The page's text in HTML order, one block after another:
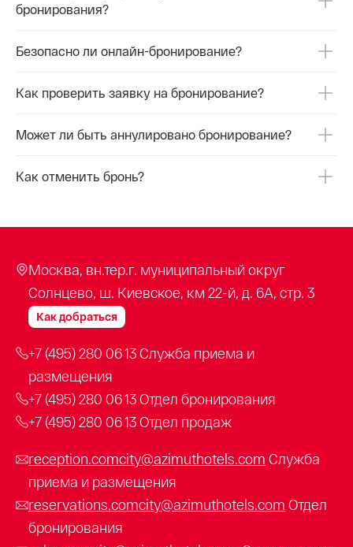
бронирования?
Безопасно ли онлайн-бронирование?
Как проверить заявку на бронирование?
Может ли быть аннулировано бронирование?
Как отменить бронь?
Москва, вн.тер.г. муниципальный округ
Солнцево, ш. Киевское, км 22-й, д. 6А, стр. 3
Как добраться
+7 (495) 280 06 13Cлужба приема и
размещения
+7 (495) 280 06 13Отдел бронирования
+7 (495) 280 06 13Отдел продаж
reception.comcity@azimuthotels.com Служба
приема и размещения
reservations.comcity@azimuthotels.com Отдел
бронирования